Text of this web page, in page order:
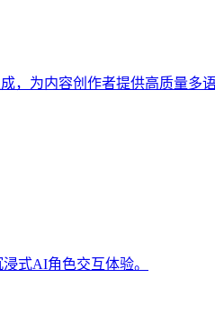
，为内容创作者提供高质量多
式AI角色交互体验。